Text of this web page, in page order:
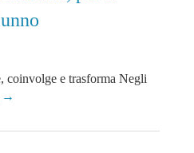
coinvolge e trasforma Negli
→